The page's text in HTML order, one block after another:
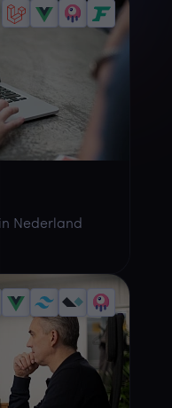
Nederland